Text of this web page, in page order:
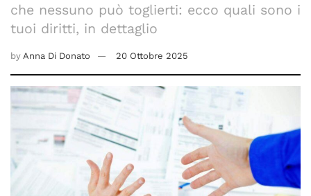
che nessuno può toglierti: ecco quali sono i
tuoi diritti, in dettaglio
by Anna Di Donato 20 Ottobre 2025